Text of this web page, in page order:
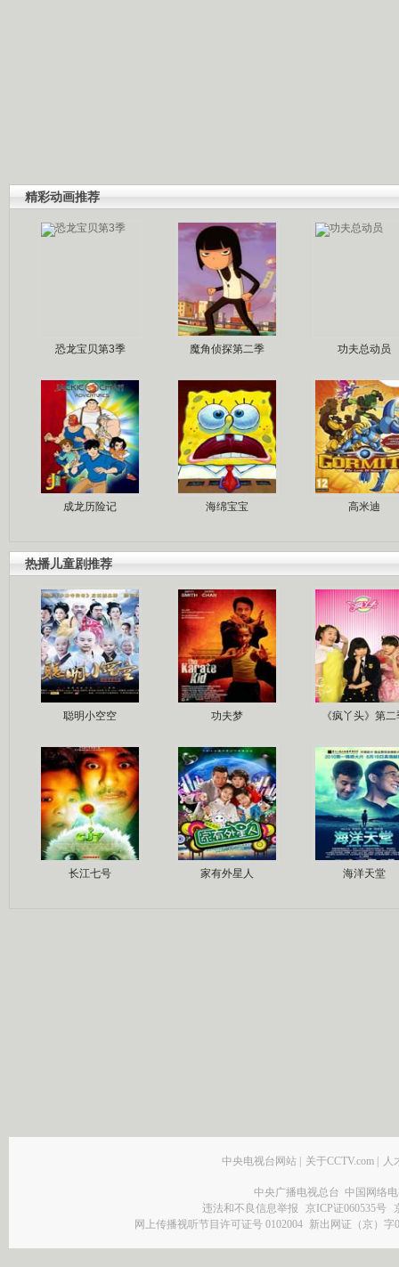
精彩动画推荐
恐龙宝贝第3季 魔角侦探第二季 功夫总动员
成龙历险记 海绵宝宝 高米迪
热播儿童剧推荐
聪明小空空 功夫梦 《疯丫头》第二
长江七号 家有外星人 海洋天堂
中央电视台网站 | 关于CCTV.com | 人
中央广播电视总台 中国网络
违法和不良信息举报
京ICP证060535号
网上传播视听节目许可证号 0102004 新出网证（京）